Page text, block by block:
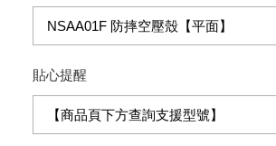
貼心提醒